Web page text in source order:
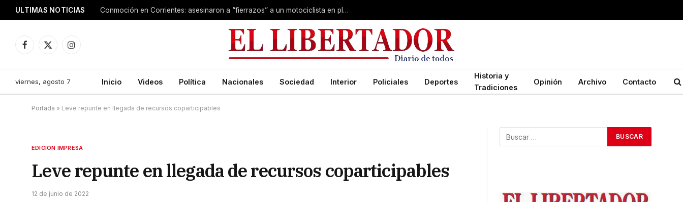
ULTIMAS NOTICIAS Conmoción en Corrientes: asesinaron a “fierrazos” a un motociclista en plena calle
Facebook
X
Instagram
viernes, agosto 7 Inicio Videos Política Nacionales Sociedad Interior Policiales Deportes
Historia y
Tradiciones
Opinión Archivo Contacto
Portada » Leve repunte en llegada de recursos coparticipables
EDICIÓN IMPRESA
Leve repunte en llegada de recursos coparticipables
12 de junio de 2022